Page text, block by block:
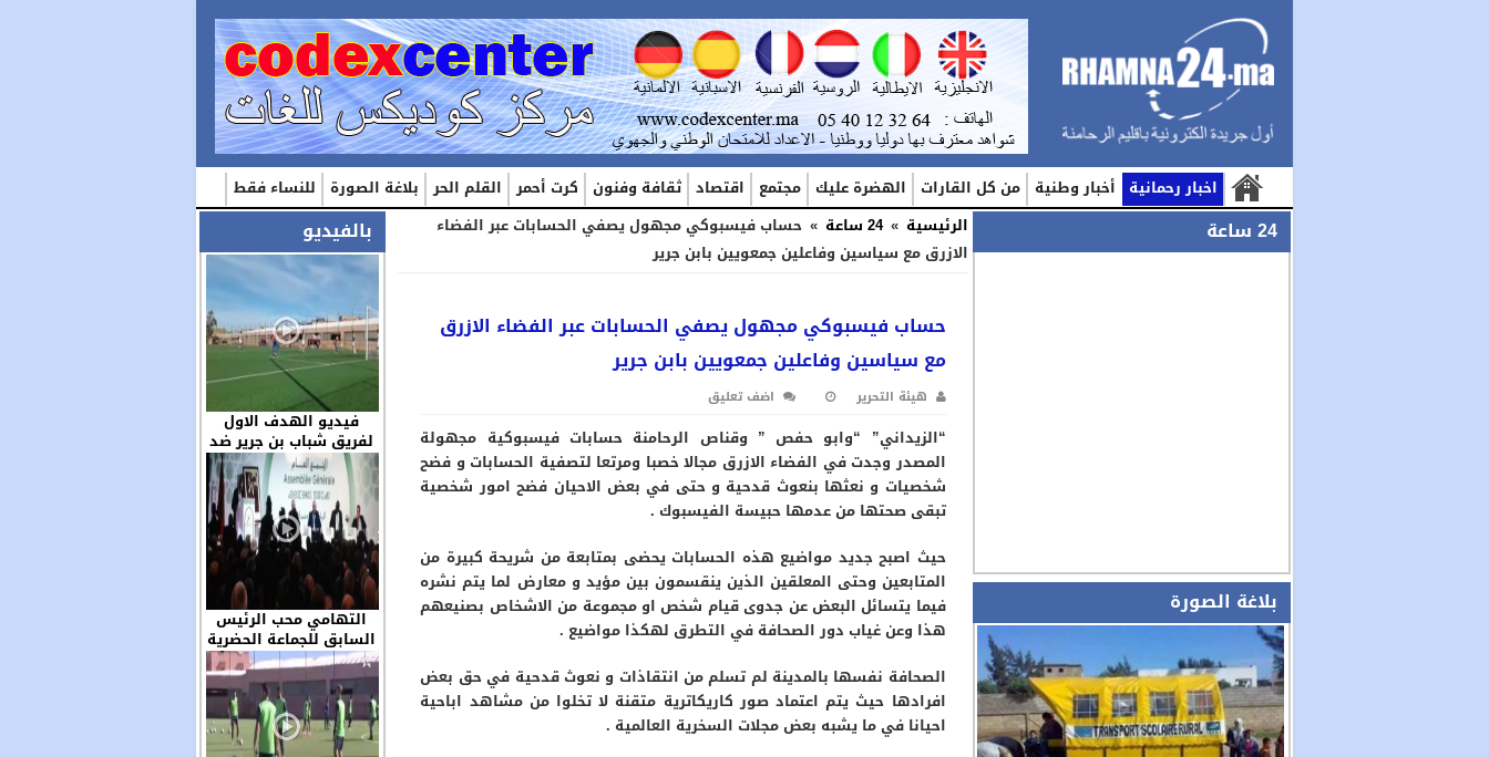
اخبار رحمانية أخبار وطنية من كل القارات الهضرة عليك مجتمع اقتصاد ثقافة وفنون كرت أحمر القلم الحر بلاغة الصورة للنساء فقط
بالفيديو
فيديو الهدف الاول
لفريق شباب بن جرير ضد
مولودية العيون بكاميرا
الزميل عز الدين …
التهامي محب الرئيس
السابق للجماعة الحضرية
ابن جرير حاضر في الجمع
العام للجمعية المغربية
لرؤساء الجماعات الترابية
24 ساعة
بلاغة الصورة
الرئيسية » 24 ساعة » حساب فيسبوكي مجهول يصفي الحسابات عبر الفضاء
الازرق مع سياسين وفاعلين جمعويين بابن جرير
حساب فيسبوكي مجهول يصفي الحسابات عبر الفضاء الازرق
مع سياسين وفاعلين جمعويين بابن جرير
هيئة التحرير اضف تعليق
“الزيداني” “وابو حفص ” وقناص الرحامنة حسابات فيسبوكية مجهولة
المصدر وجدت في الفضاء الازرق مجالا خصبا ومرتعا لتصفية الحسابات و فضح
شخصيات و نعثها بنعوث قدحية و حتى في بعض الاحيان فضح امور شخصية
تبقى صحتها من عدمها حبيسة الفيسبوك .
حيث اصبح جديد مواضيع هذه الحسابات يحضى بمتابعة من شريحة كبيرة من
المتابعين وحتى المعلقين الذين ينقسمون بين مؤيد و معارض لما يتم نشره
فيما يتسائل البعض عن جدوى قيام شخص او مجموعة من الاشخاص بصنيعهم
هذا وعن غياب دور الصحافة في التطرق لهكذا مواضيع .
الصحافة نفسها بالمدينة لم تسلم من انتقاذات و نعوث قدحية في حق بعض
افرادها حيث يتم اعتماد صور كاريكاترية متقنة لا تخلوا من مشاهد اباحية
احيانا في ما يشبه بعض مجلات السخرية العالمية .